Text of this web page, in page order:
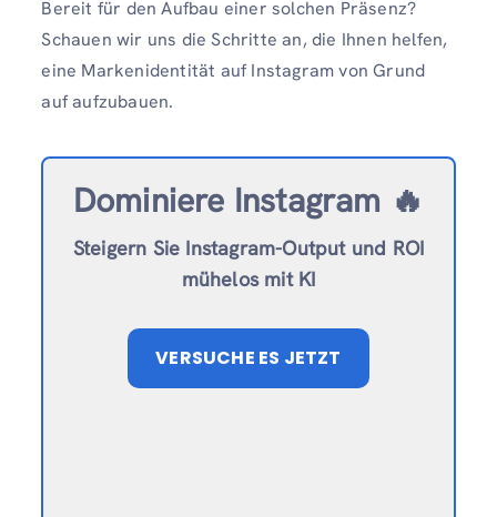
Bereit für den Aufbau einer solchen Präsenz?
Schauen wir uns die Schritte an, die Ihnen helfen,
eine Markenidentität auf Instagram von Grund
auf aufzubauen.
Dominiere Instagram 🔥
Steigern Sie Instagram-Output und ROI
mühelos mit KI
VERSUCHE ES JETZT